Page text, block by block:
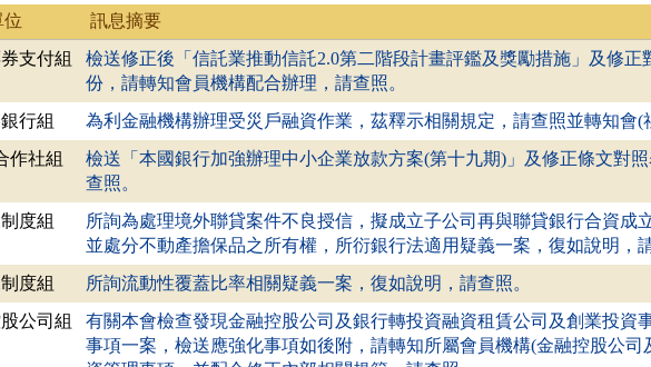
位
訊息摘要
支付組
檢送修正後「信託業推動信託2.0第二階段計畫評鑑及獎勵措施」及修正
份，請轉知會員機構配合辦理，請查照。
行組
為利金融機構辦理受災戶融資作業，茲釋示相關規定，請查照並轉知會(
作社組
檢送「本國銀行加強辦理中小企業放款方案(第十九期)」及修正條文對
查照。
度組
所詢為處理境外聯貸案件不良授信，擬成立子公司再與聯貸銀行合資成
並處分不動產擔保品之所有權，所衍銀行法適用疑義一案，復如說明，請
度組
所詢流動性覆蓋比率相關疑義一案，復如說明，請查照。
公司組
有關本會檢查發現金融控股公司及銀行轉投資融資租賃公司及創業投資
事項一案，檢送應強化事項如後附，請轉知所屬會員機構(金融控股公司